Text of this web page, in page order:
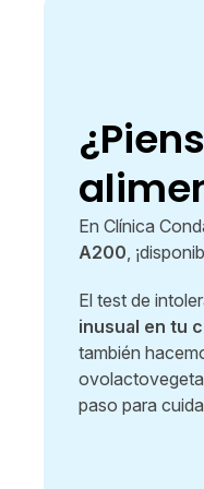
En Clínica
A200,
El test de
inusual en tu
también
paso para